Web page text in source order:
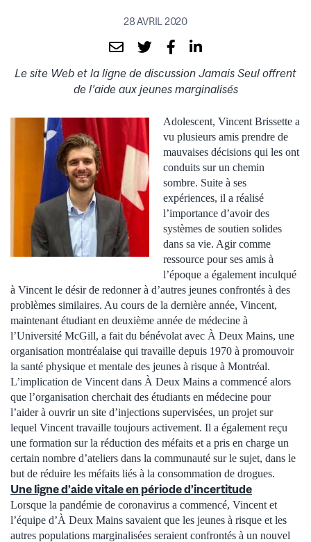
28 AVRIL 2020
Le site Web et la ligne de discussion Jamais Seul offrent
de l’aide aux jeunes marginalisés
Adolescent, Vincent Brissette a
vu plusieurs amis prendre de
mauvaises décisions qui les ont
conduits sur un chemin
sombre. Suite à ses
expériences, il a réalisé
l’importance d’avoir des
systèmes de soutien solides
dans sa vie. Agir comme
ressource pour ses amis à
l’époque a également inculqué
à Vincent le désir de redonner à d’autres jeunes confrontés à des
problèmes similaires. Au cours de la dernière année, Vincent,
maintenant étudiant en deuxième année de médecine à
l’Université McGill, a fait du bénévolat avec À Deux Mains, une
organisation montréalaise qui travaille depuis 1970 à promouvoir
la santé physique et mentale des jeunes à risque à Montréal.
L’implication de Vincent dans À Deux Mains a commencé alors
que l’organisation cherchait des étudiants en médecine pour
l’aider à ouvrir un site d’injections supervisées, un projet sur
lequel Vincent travaille toujours activement. Il a également reçu
une formation sur la réduction des méfaits et a pris en charge un
certain nombre d’ateliers dans la communauté sur le sujet, dans le
but de réduire les méfaits liés à la consommation de drogues.
Une ligne d’aide vitale en période d’incertitude
Lorsque la pandémie de coronavirus a commencé, Vincent et
l’équipe d’À Deux Mains savaient que les jeunes à risque et les
autres populations marginalisées seraient confrontés à un nouvel